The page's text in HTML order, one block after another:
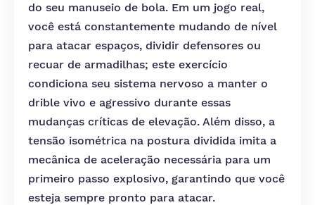
do seu manuseio de bola. Em um jogo real,
você está constantemente mudando de nível
para atacar espaços, dividir defensores ou
recuar de armadilhas; este exercício
condiciona seu sistema nervoso a manter o
drible vivo e agressivo durante essas
mudanças críticas de elevação. Além disso, a
tensão isométrica na postura dividida imita a
mecânica de aceleração necessária para um
primeiro passo explosivo, garantindo que você
esteja sempre pronto para atacar.